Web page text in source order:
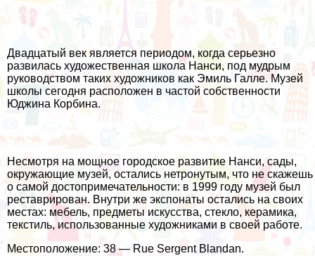
Двадцатый век является периодом, когда серьезно
развилась художественная школа Нанси, под мудрым
руководством таких художников как Эмиль Галле. Музей
школы сегодня расположен в частой собственности
Юджина Корбина.
Несмотря на мощное городское развитие Нанси, сады,
окружающие музей, остались нетронутым, что не скажешь
о самой достопримечательности: в 1999 году музей был
реставрирован. Внутри же экспонаты остались на своих
местах: мебель, предметы искусства, стекло, керамика,
текстиль, использованные художниками в своей работе.
Местоположение: 38 — Rue Sergent Blandan.